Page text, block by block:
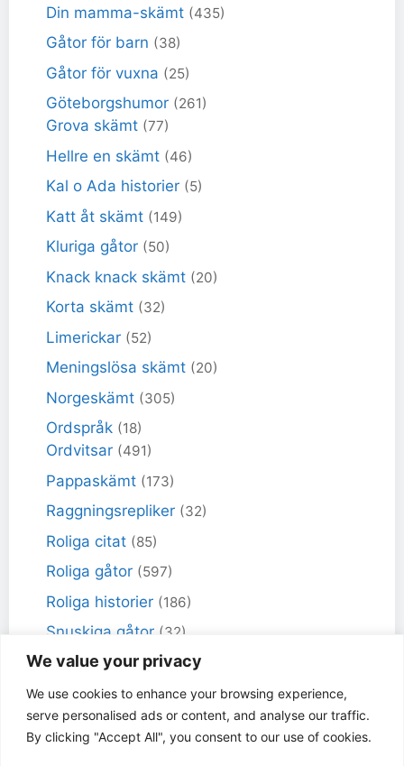
We value your privacy
We use cookies to enhance your browsing experience,
serve personalised ads or content, and analyse our traffic.
By clicking "Accept All", you consent to our use of cookies.
Din mamma-skämt (435)
Gåtor för barn (38)
Gåtor för vuxna (25)
Göteborgshumor (261)
Grova skämt (77)
Hellre en skämt (46)
Kal o Ada historier (5)
Katt åt skämt (149)
Kluriga gåtor (50)
Knack knack skämt (20)
Korta skämt (32)
Limerickar (52)
Meningslösa skämt (20)
Norgeskämt (305)
Ordspråk (18)
Ordvitsar (491)
Pappaskämt (173)
Raggningsrepliker (32)
Roliga citat (85)
Roliga gåtor (597)
Roliga historier (186)
Snuskiga gåtor (32)
Snuskiga skämt(98)
Sportskämt (18)
Torra skämt (461)